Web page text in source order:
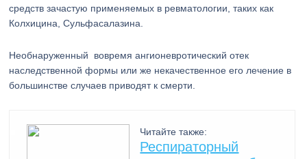
средств зачастую применяемых в ревматологии, таких как
Колхицина, Сульфасалазина.
Необнаруженный вовремя ангионевротический отек
наследственной формы или же некачественное его лечение в
большинстве случаев приводят к смерти.
Читайте также:
Респираторный